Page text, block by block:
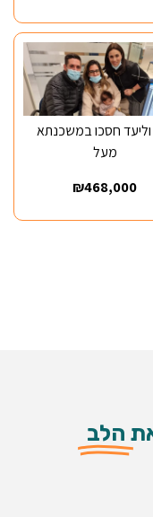
וליעד חסכו במשכנתא
מעל
₪468,000
הלב